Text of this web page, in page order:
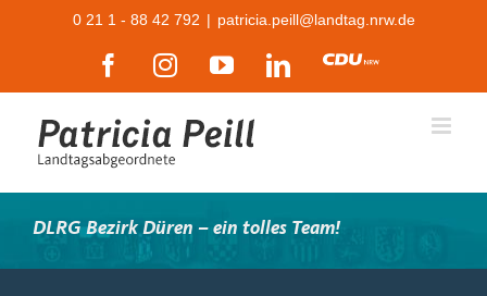
0 21 1 - 88 42 792 | patricia.peill@landtag.nrw.de
FacebookInstagramYouTubeLinkedIn
CDU
DLRG Bezirk Düren – ein tolles Team!